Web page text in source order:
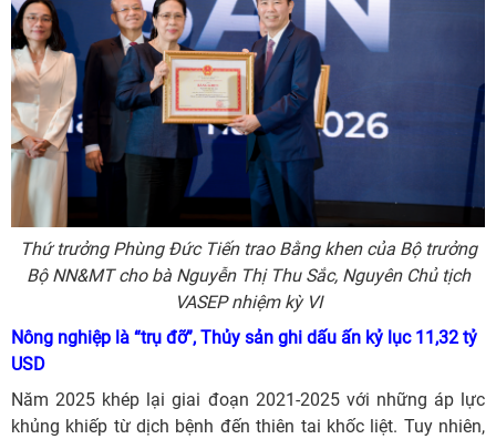
Thứ trưởng Phùng Đức Tiến trao Bằng khen của Bộ trưởng
Bộ NN&MT cho bà Nguyễn Thị Thu Sắc, Nguyên Chủ tịch
VASEP nhiệm kỳ VI
Nông nghiệp là “trụ đỡ”, Thủy sản ghi dấu ấn kỷ lục 11,32 tỷ
USD
Năm 2025 khép lại giai đoạn 2021-2025 với những áp lực
khủng khiếp từ dịch bệnh đến thiên tai khốc liệt. Tuy nhiên,